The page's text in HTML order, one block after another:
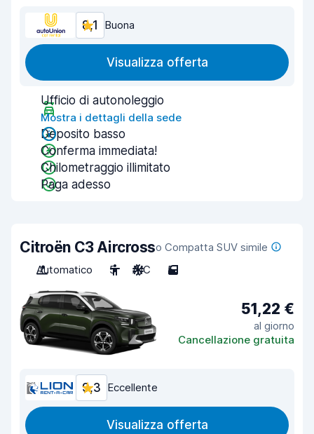
8,1 Buona
Visualizza offerta
Ufficio di autonoleggio
Mostra i dettagli della sede
Deposito basso
Conferma immediata!
Chilometraggio illimitato
Paga adesso
Citroën C3 Aircrosso Compatta SUV simile
Automatico
5 A/C 5
51,22 €
al giorno
Cancellazione gratuita
9,3 Eccellente
Visualizza offerta